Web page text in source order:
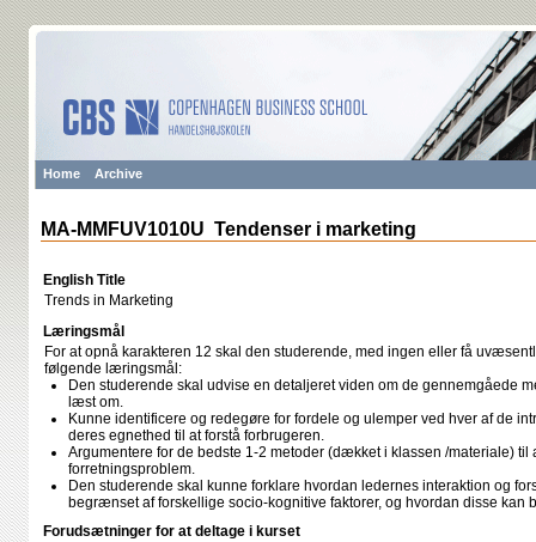
Home Archive
MA-MMFUV1010U Tendenser i marketing
English Title
Trends in Marketing
Læringsmål
For at opnå karakteren 12 skal den studerende, med ingen eller få
følgende læringsmål:
Den studerende skal udvise en detaljeret viden om de gennemgåede
læst om.
Kunne identificere og redegøre for fordele og ulemper ved hver af de
deres egnethed til at forstå forbrugeren.
Argumentere for de bedste 1-2 metoder (dækket i klassen /materiale) til
forretningsproblem.
Den studerende skal kunne forklare hvordan ledernes interaktion og
begrænset af forskellige socio-kognitive faktorer, og hvordan disse kan
Forudsætninger for at deltage i kurset